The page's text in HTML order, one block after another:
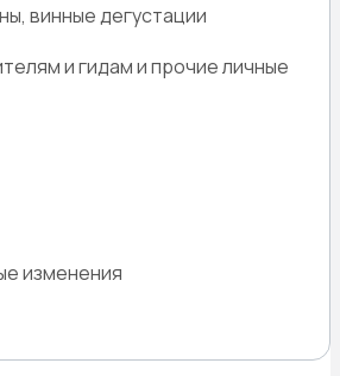
винные дегустации
и гидам и прочие личные
изменения